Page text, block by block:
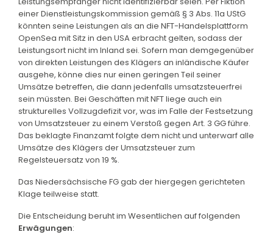
einer Dienstleistungskommission gemäß § 3 Abs. 11a UStG
könnten seine Leistungen als an die NFT-Handelsplattform
OpenSea mit Sitz in den USA erbracht gelten, sodass der
Leistungsort nicht im Inland sei. Sofern man demgegenüber
von direkten Leistungen des Klägers an inländische Käufer
ausgehe, könne dies nur einen geringen Teil seiner
Umsätze betreffen, die dann jedenfalls umsatzsteuerfrei
sein müssten. Bei Geschäften mit NFT liege auch ein
strukturelles Vollzugdefizit vor, was im Falle der Festsetzung
von Umsatzsteuer zu einem Verstoß gegen Art. 3 GG führe.
Das beklagte Finanzamt folgte dem nicht und unterwarf alle
Umsätze des Klägers der Umsatzsteuer zum
Regelsteuersatz von 19 %.
Das Niedersächsische FG gab der hiergegen gerichteten
Klage teilweise statt.
Die Entscheidung beruht im Wesentlichen auf folgenden
Erwägungen: